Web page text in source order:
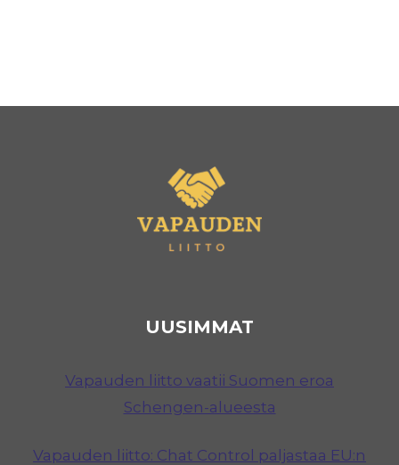
UUSIMMAT
Vapauden liitto vaatii Suomen eroa
Schengen-alueesta
Vapauden liitto: Chat Control paljastaa EU:n